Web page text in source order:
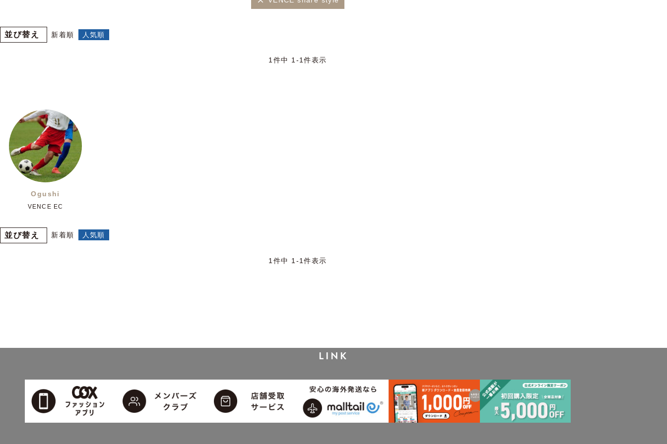
並び替え 新着順 人気順
1 件中 1 -1件表示
Ogushi
VENCE EC
並び替え 新着順 人気順
1 件中 1 -1件表示
LINK